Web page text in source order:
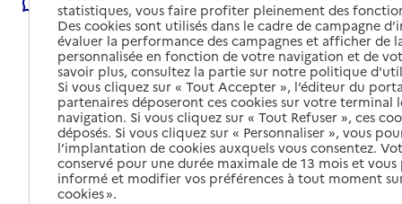
statistiques, vous faire profiter pleinement des
Des cookies sont utilisés dans le cadre de campagne
évaluer la performance des campagnes et afficher de
personnalisée en fonction de votre navigation et de
savoir plus, consultez la partie sur notre politique
Si vous cliquez sur « Tout Accepter », l’éditeur du
partenaires déposeront ces cookies sur votre terminal
navigation. Si vous cliquez sur « Tout Refuser », ces
déposés. Si vous cliquez sur « Personnaliser », vous
l’implantation de cookies auxquels vous consentez.
conservé pour une durée maximale de 13 mois et
informé et modifier vos préférences à tout moment
cookies ».